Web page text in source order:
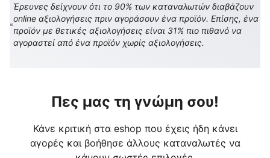
Έρευνες δείχνουν ότι το 90% των καταναλωτών διαβάζουν
online αξιολογήσεις πριν αγοράσουν ένα προϊόν. Επίσης, ένα
προϊόν με θετικές αξιολογήσεις είναι 31% πιο πιθανό να
αγοραστεί από ένα προϊόν χωρίς αξιολογήσεις.
Πες μας τη γνώμη σου!
Κάνε κριτική στα eshop που έχεις ήδη κάνει
αγορές και βοήθησε άλλους καταναλωτές να